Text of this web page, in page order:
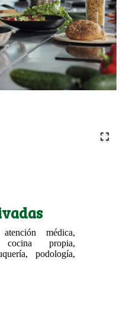
médica,
cocina propia,
podología,